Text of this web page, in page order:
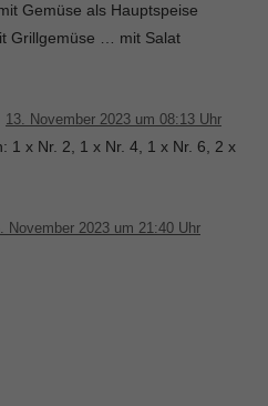
Gemüse als Hauptspeise
Grillgemüse … mit Salat
13. November 2023 um 08:13 Uhr
1 x Nr. 2, 1 x Nr. 4, 1 x Nr. 6, 2 x
November 2023 um 21:40 Uhr